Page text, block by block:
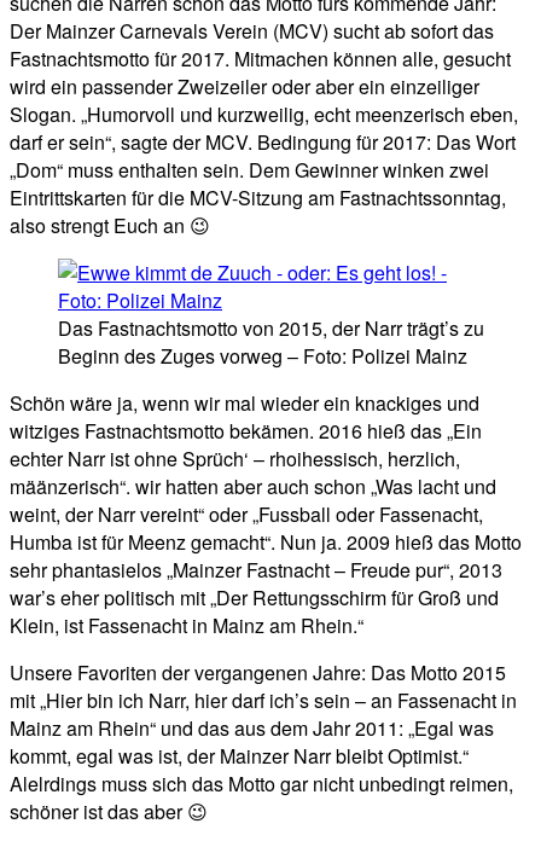
Der Mainzer Carnevals Verein (MCV) sucht ab sofort das
Fastnachtsmotto für 2017. Mitmachen können alle, gesucht
wird ein passender Zweizeiler oder aber ein einzeiliger
Slogan. „Humorvoll und kurzweilig, echt meenzerisch eben,
darf er sein“, sagte der MCV. Bedingung für 2017: Das Wort
„Dom“ muss enthalten sein. Dem Gewinner winken zwei
Eintrittskarten für die MCV-Sitzung am Fastnachtssonntag,
also strengt Euch an 😉
Das Fastnachtsmotto von 2015, der Narr trägt’s zu
Beginn des Zuges vorweg – Foto: Polizei Mainz
Schön wäre ja, wenn wir mal wieder ein knackiges und
witziges Fastnachtsmotto bekämen. 2016 hieß das „Ein
echter Narr ist ohne Sprüch‘ – rhoihessisch, herzlich,
määnzerisch“. wir hatten aber auch schon „Was lacht und
weint, der Narr vereint“ oder „Fussball oder Fassenacht,
Humba ist für Meenz gemacht“. Nun ja. 2009 hieß das Motto
sehr phantasielos „Mainzer Fastnacht – Freude pur“, 2013
war’s eher politisch mit „Der Rettungsschirm für Groß und
Klein, ist Fassenacht in Mainz am Rhein.“
Unsere Favoriten der vergangenen Jahre: Das Motto 2015
mit „Hier bin ich Narr, hier darf ich’s sein – an Fassenacht in
Mainz am Rhein“ und das aus dem Jahr 2011: „Egal was
kommt, egal was ist, der Mainzer Narr bleibt Optimist.“
Alelrdings muss sich das Motto gar nicht unbedingt reimen,
schöner ist das aber 😉